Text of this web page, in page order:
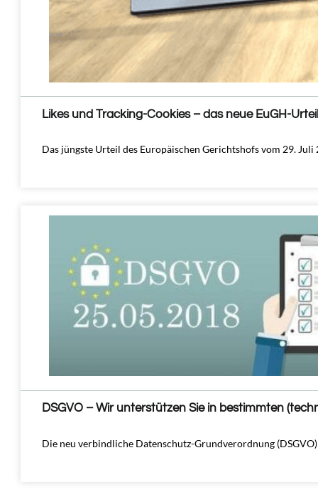
Likes und Tracking-Cookies – das neue EuGH-
Das jüngste Urteil des Europäischen Gerichtshofs vom 29.
DSGVO – Wir unterstützen Sie in bestimmten
Die neu verbindliche Datenschutz-Grundverordnung